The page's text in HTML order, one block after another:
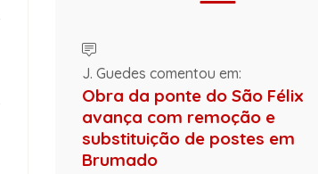
J. Guedes comentou em:
Obra da ponte do São Félix
avança com remoção e
substituição de postes em
Brumado